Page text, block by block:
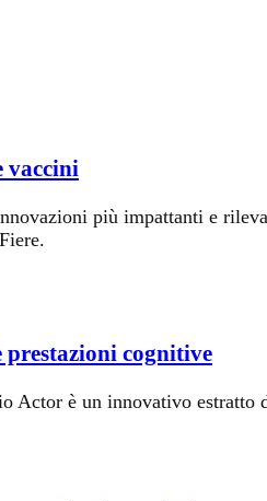
vaccini
più impattanti e
cognitive
è un innovativo estratto